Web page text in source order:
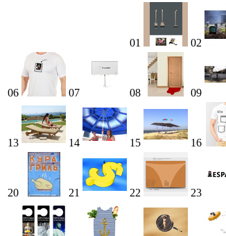
01 02
06 07 08 09
13 14 15 16
20 21 22 23